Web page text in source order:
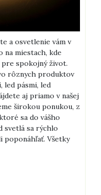
a osvetlenie vám v
na miestach, kde
spokojný život.
rôznych produktov
led pásmi, led
aj priamo v našej
širokou ponukou, z
sa do vášho
svetlá sa rýchlo
poponáhľať. Všetky